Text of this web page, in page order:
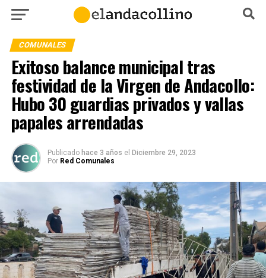
COMUNALES
Exitoso balance municipal tras
festividad de la Virgen de Andacollo:
Hubo 30 guardias privados y vallas
papales arrendadas
Publicado hace 3 años el Diciembre 29, 2023
Por Red Comunales